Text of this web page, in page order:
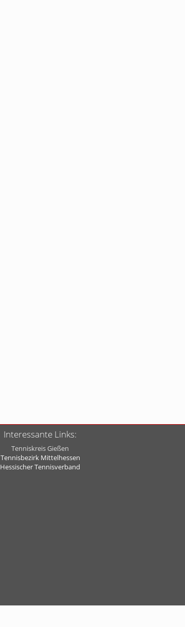
Interessante Links:
Tenniskreis Gießen
Tennisbezirk Mittelhessen
Hessischer Tennisverband